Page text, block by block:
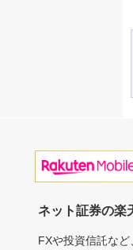
ネット証券の楽
FXや投資信託な